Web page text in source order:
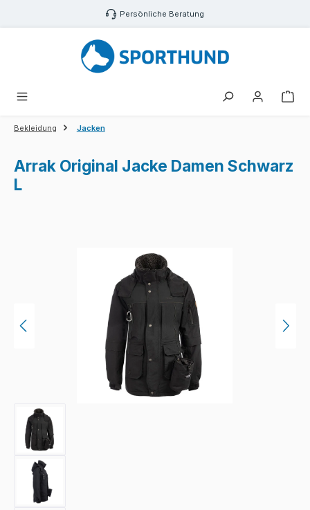
Zum Hauptinhalt springen Persönliche Beratung
Bekleidung Jacken
Arrak Original Jacke Damen Schwarz
L